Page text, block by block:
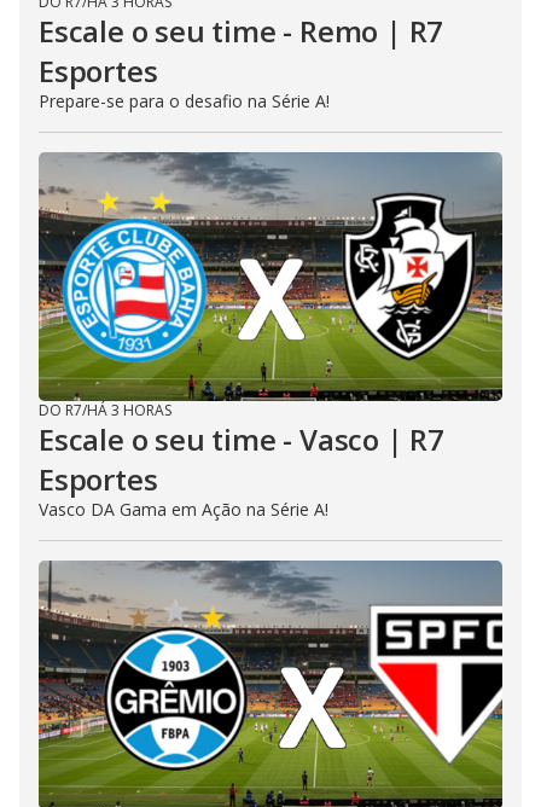
Escale o seu time - Remo | R7
Esportes
Prepare-se para o desafio na Série A!
DO R7/HÁ 3 HORAS
Escale o seu time - Vasco | R7
Esportes
Vasco DA Gama em Ação na Série A!